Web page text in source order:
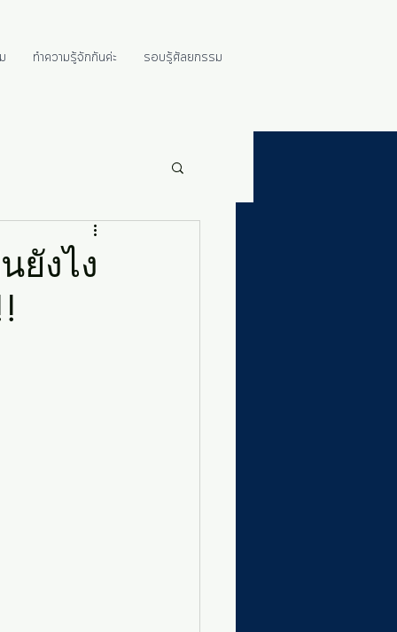
ทำความรู้จักกันค่ะ รอบรู้ศัลยกรรม
ยังไง